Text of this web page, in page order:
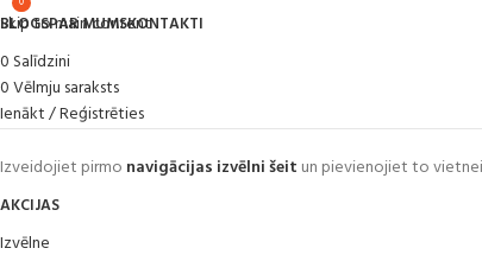
Skip to main content
BLOGSPAR MUMSKONTAKTI
0 Salīdzini
0Vēlmju saraksts
Ienākt / Reģistrēties
Izveidojiet pirmo navigācijas izvēlni šeit un pievienojiet to
AKCIJAS
Izvēlne